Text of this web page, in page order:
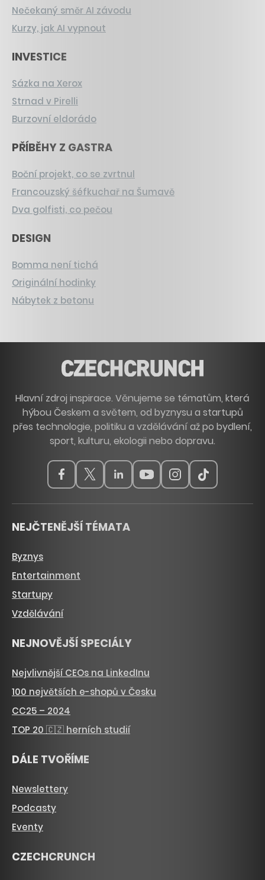
Nečekaný směr AI závodu
Kurzy, jak AI vypnout
INVESTICE
Sázka na Xerox
Strnad v Pirelli
Burzovní eldorádo
PŘÍBĚHY Z GASTRA
Boční projekt, co se zvrtnul
Francouzský šéfkuchař na Šumavě
Dva golfisti, co pečou
DESIGN
Bomma není tichá
Originální hodinky
Nábytek z betonu
Hlavní zdroj inspirace. Věnujeme se tématům, která
hýbou Českem a světem, od byznysu a startupů
přes technologie, politiku a vzdělávání až po bydlení,
sport, kulturu, ekologii nebo dopravu.
NEJČTENĚJŠÍ TÉMATA
Byznys
Entertainment
Startupy
Vzdělávání
NEJNOVĚJŠÍ SPECIÁLY
Nejvlivnější CEOs na LinkedInu
100 největších e-shopů v Česku
CC25 – 2024
TOP 20 🇨🇿 herních studií
DÁLE TVOŘÍME
Newslettery
Podcasty
Eventy
CZECHCRUNCH